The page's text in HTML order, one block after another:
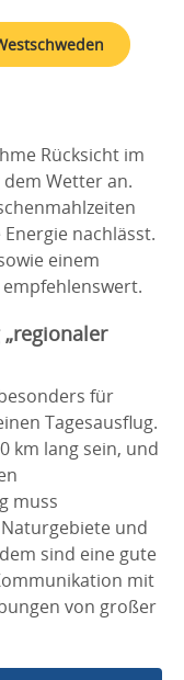
Rücksicht im
Wetter an.
nachlässt.
einem
für
Tagesausflug.
km lang sein, und
muss
und
sind eine gute
mit
von großer